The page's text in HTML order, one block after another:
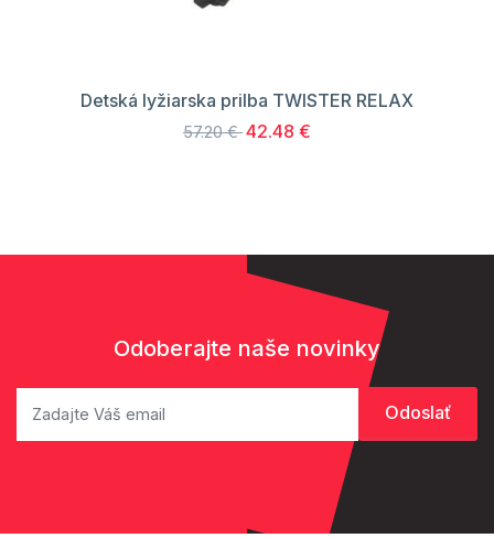
Detská lyžiarska prilba TWISTER RELAX
57.20 €42.48 €
Odoberajte naše novinky